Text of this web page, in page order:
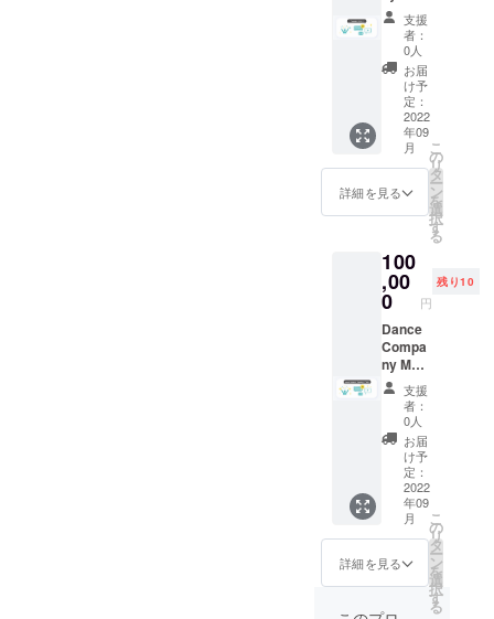
ケー
ション
ツール
は追っ
てメー
ルにて
ご連絡
させて
頂きま
※20歳未
満の飲
止され
ており
ます。
にて引
き換え
とさせ
て頂き
ます。
の挑戦
への支
援と、
主催の
新井か
ら御礼
のメッ
セー
ジ、メ
ンバー
全員か
らの御
礼の動
ンフ
レット
のスペ
シャル
サンク
ス欄に
クレ
ジット
を掲
載、第1
回公演
『人生
参観』
のチ
ケット
(VIP席)
を1枚ご
購入頂
けま
す。 ご
希望の
支援
者：
0人
お届
け予
定：
2022
年09
月
詳細を見る
こ
の
リ
タ
ー
ン
を
選
択
す
る
100
,00
0 円
残り10
Dance
Compa
ny MOG
の挑戦
への支
援と、
主催の
新井か
ら御礼
のメッ
セー
ジ、メ
ンバー
全員か
らの御
礼の動
画、パ
支援
者：
0人
お届
け予
定：
2022
年09
月
詳細を見る
こ
の
リ
タ
ー
ン
を
選
択
す
る